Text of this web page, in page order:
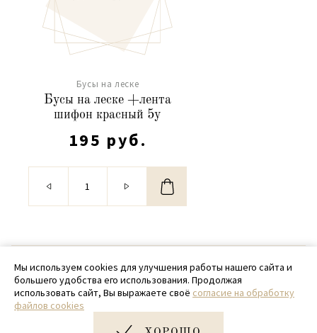
Бусы на леске
Бусы на леске +лента
шифон красный 5y
195 руб.
© 2020 - 2026 SamPack
+ 7 (918) 699-97-87
zakaz@sampack.store
Мы используем cookies для улучшения работы нашего сайта и
большего удобства его использования. Продолжая
использовать сайт, Вы выражаете своё согласие на обработку
файлов cookies